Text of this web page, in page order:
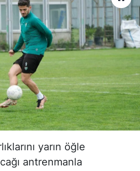
yarın öğle
antrenmanla